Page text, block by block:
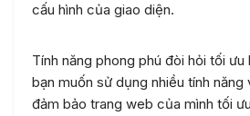
cấu hình của giao diện.
Tính năng phong phú đòi hỏi tối ưu
bạn muốn sử dụng nhiều tính năng
đảm bảo trang web của mình tối